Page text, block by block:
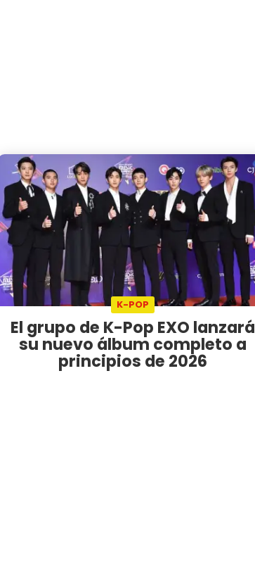
K-POP
El grupo de K-Pop EXO lanzará
su nuevo álbum completo a
principios de 2026